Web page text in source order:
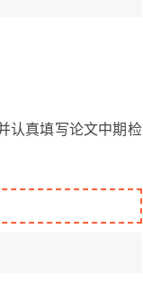
认真填写论文中期检